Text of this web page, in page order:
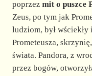
poprzez mit o puszce
Zeus, po tym jak
ludziom, był wściekły
Prometeusza,
świata. Pandora, z
przez bogów,